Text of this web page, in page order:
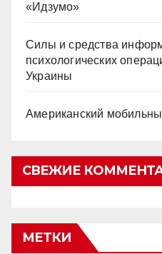
«Идзумо»
Силы и средства
психологических
Украины
Американский
СВЕЖИЕ
МЕТКИ